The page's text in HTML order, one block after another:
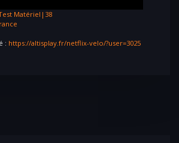
Matériel|38
: https://altisplay.fr/netflix-velo/?user=3025